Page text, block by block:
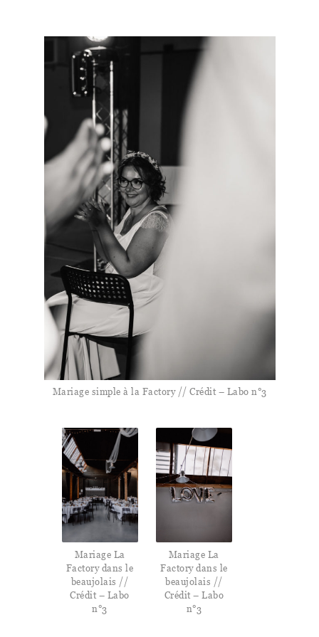
Mariage simple à la Factory // Crédit – Labo n°3
Mariage La
Factory dans le
beaujolais //
Crédit – Labo
n°3
Mariage La
Factory dans le
beaujolais //
Crédit – Labo
n°3